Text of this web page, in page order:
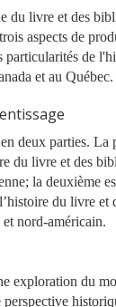
du livre et des
aspects de
particularités de
et au Québec.
deux parties. La
du livre et des
la deuxième
du livre et
nord-américain.
exploration du
perspective